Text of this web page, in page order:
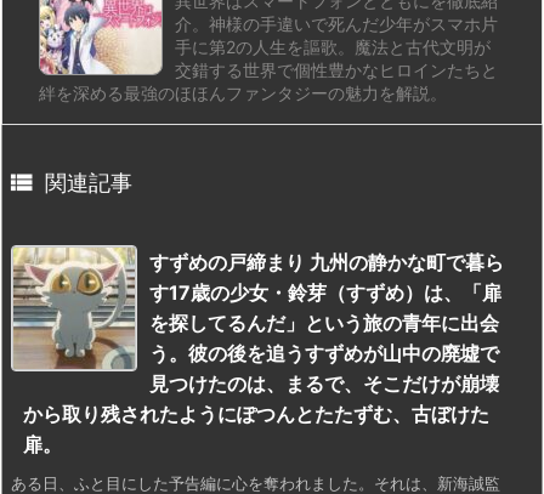
介。神様の手違いで死んだ少年がスマホ片
手に第2の人生を謳歌。魔法と古代文明が
交錯する世界で個性豊かなヒロインたちと
絆を深める最強のほほんファンタジーの魅力を解説。
 関連記事
すずめの戸締まり 九州の静かな町で暮ら
す17歳の少女・鈴芽（すずめ）は、「扉
を探してるんだ」という旅の青年に出会
う。彼の後を追うすずめが山中の廃墟で
見つけたのは、まるで、そこだけが崩壊
から取り残されたようにぽつんとたたずむ、古ぼけた
扉。
ある日、ふと目にした予告編に心を奪われました。それは、新海誠監